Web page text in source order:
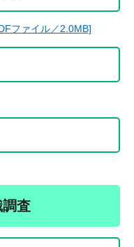
ファイル／2.0MB]
査